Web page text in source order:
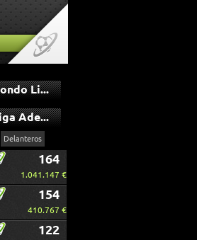
Último video del futmondo Liga Adelante
Plantilla - futmondo Liga Adelante
Delanteros
164
1.041.147 €
154
410.767 €
122